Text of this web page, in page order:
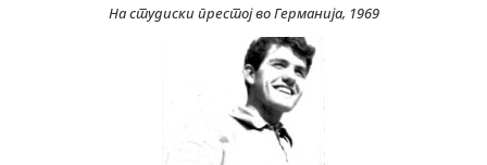
На студиски престој во Германија, 1969